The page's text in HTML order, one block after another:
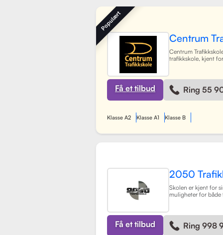
Centrum
Centrum
trafikkskole, kjent
og har et team av
som gir
miljø. Med lokaler i
Lagunen og Åsane,
skoler rundt om i
spesifikke
Gjennom en
Få et tilbud Ring 55
Populært
Klasse A2 Klasse A1 Klasse B
2050
Skolen er kjent for
muligheter for
engasjert team, har
mål å hjelpe elever
kompetente sjåfører.
Få et tilbud Ring 998